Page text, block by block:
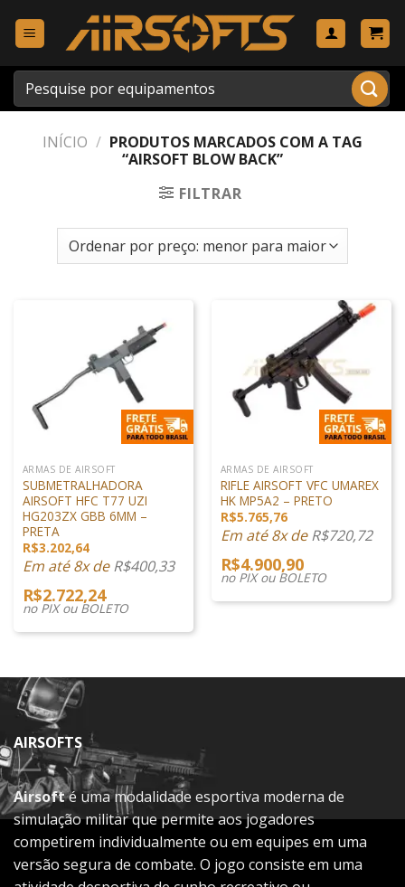
Pesquisar
por:
INÍCIO / PRODUTOS MARCADOS COM A TAG
“AIRSOFT BLOW BACK”
FILTRAR
ARMAS DE AIRSOFT
SUBMETRALHADORA
AIRSOFT HFC T77 UZI
HG203ZX GBB 6MM –
PRETA
R$3.202,64
Em até 8x deR$400,33
R$2.722,24
no PIX ou BOLETO
ARMAS DE AIRSOFT
RIFLE AIRSOFT VFC UMAREX
HK MP5A2 – PRETO
R$5.765,76
Em até 8x deR$720,72
R$4.900,90
no PIX ou BOLETO
AIRSOFTS
Airsofté uma modalidade esportiva moderna de
simulação militar que permite aos jogadores
competirem individualmente ou em equipes em uma
versão segura de combate. O jogo consiste em uma